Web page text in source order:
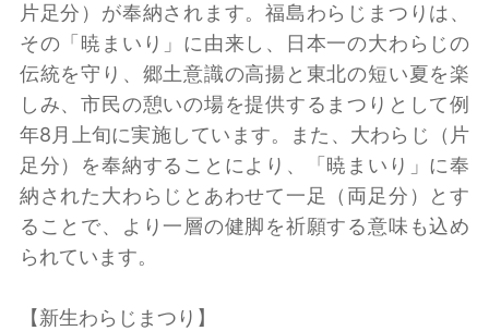
片足分）が奉納されます。福島わらじまつりは、
その「暁まいり」に由来し、日本一の大わらじの
伝統を守り、郷土意識の高揚と東北の短い夏を楽
しみ、市民の憩いの場を提供するまつりとして例
年8月上旬に実施しています。また、大わらじ（片
足分）を奉納することにより、「暁まいり」に奉
納された大わらじとあわせて一足（両足分）とす
ることで、より一層の健脚を祈願する意味も込め
られています。
【新生わらじまつり】